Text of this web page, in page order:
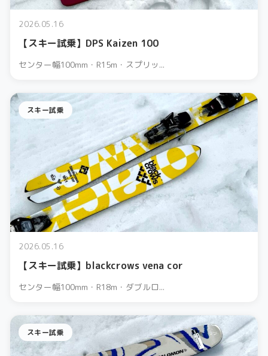
2026.05.16
【スキー試乗】DPS Kaizen 100
センター幅100mm・R15m・スプリッ...
スキー試乗
2026.05.16
【スキー試乗】blackcrows vena cor
センター幅100mm・R18m・ダブルロ...
スキー試乗